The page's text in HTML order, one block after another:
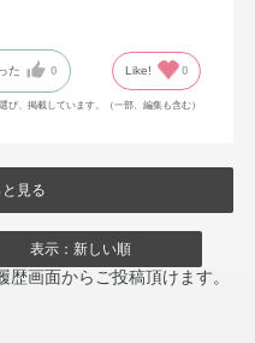
た 0 Like! 0
び、掲載しています。（一部、編集も含む）
見る
表示：新しい順
画面からご投稿頂けます。